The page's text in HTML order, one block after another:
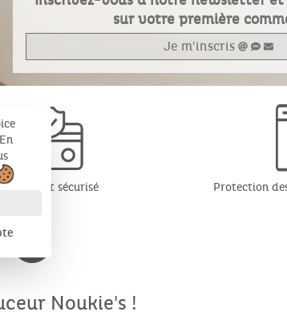
sur votre première
Je m'inscris
Paiement sécurisé Protection
Noukie's !